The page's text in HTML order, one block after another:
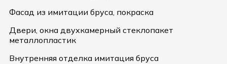
Фасад из имитации бруса, покраска
Двери, окна двухкамерный стеклопакет
металлопластик
Внутренняя отделка имитация бруса